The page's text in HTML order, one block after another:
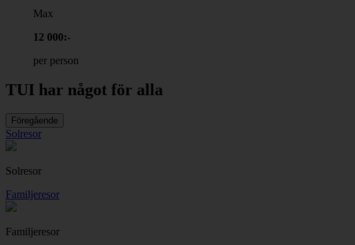
Max
12 000:-
per person
TUI har något för alla
Föregående
Solresor
Solresor
Familjeresor
Familjeresor